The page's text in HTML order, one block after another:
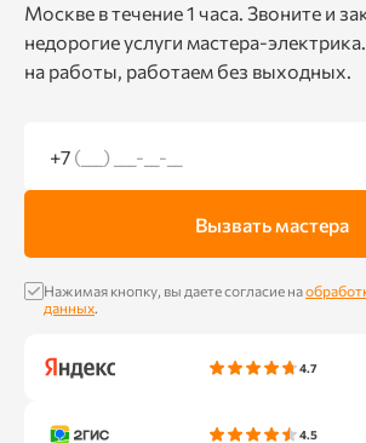
Москве в течение 1 часа. Звоните и
недорогие услуги мастера-
на работы, работаем без выходных.
+7 (___) ___-__-__
Вызвать мастера
Нажимая кнопку, вы даете согласие на
данных.
4.7
4.5